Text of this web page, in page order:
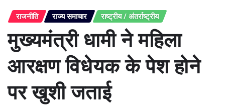
राजनीति राज्य समाचार राष्ट्रीय / अंतर्राष्ट्रीय
मुख्यमंत्री धामी ने महिला
आरक्षण विधेयक के पेश होने
पर खुशी जताई